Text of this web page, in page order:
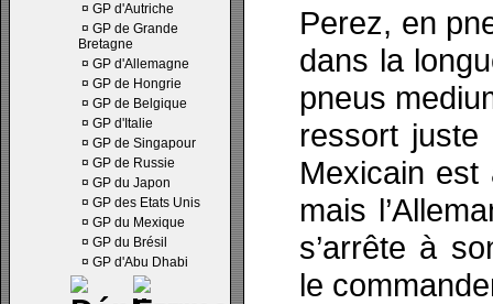
¤ GP d'Autriche
¤ GP de Grande
Bretagne
¤ GP d'Allemagne
¤ GP de Hongrie
¤ GP de Belgique
¤ GP d'Italie
¤ GP de Singapour
¤ GP de Russie
¤ GP du Japon
¤ GP des Etats Unis
¤ GP du Mexique
¤ GP du Brésil
¤ GP d'Abu Dhabi
Perez, en
dans la
pneus
ressort
Mexicain est
mais
s’arrête à
le